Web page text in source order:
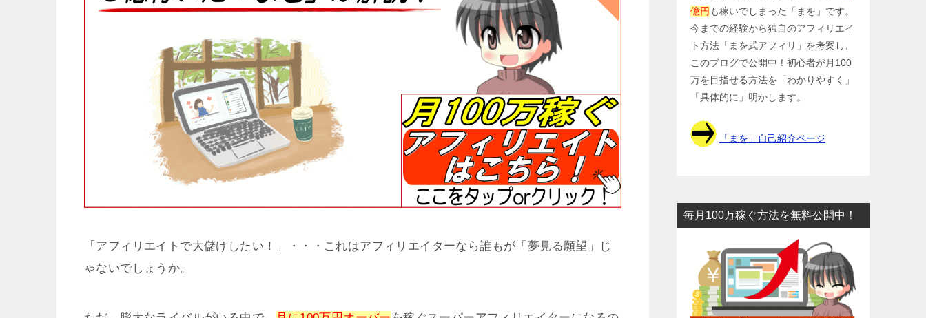
「アフィリエイトで大儲けしたい！」・・・これはアフィリエイターなら誰もが「夢見る願望」じ
ゃないでしょうか。
億円 も稼いでしまった「まを」です。
今までの経験から独自のアフィリエイ
ト方法「まを式アフィリ」を考案し、
このブログで公開中！初心者が月100
万を目指せる方法を「わかりやすく」
「具体的に」明かします。
「まを」自己紹介ページ
毎月100万稼ぐ方法を無料公開中！